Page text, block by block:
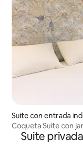
Suite con entrada
Coqueta Suite con
Suite